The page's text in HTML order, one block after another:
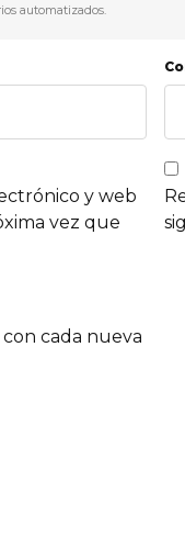
automatizados.
y web
vez que
cada nueva